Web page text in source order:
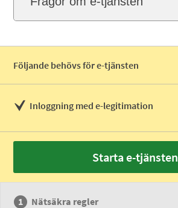
Följande behövs för e-tjänsten
Inloggning med e-legitimation
Starta e-tjänsten
Nätsäkra regler